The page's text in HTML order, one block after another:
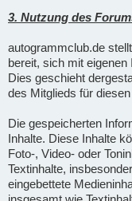
3. Nutzung des
autogrammclub.de
bereit, sich mit eigenen
Dies geschieht
des Mitglieds für
Die gespeicherten
Inhalte. Diese Inhalte
Foto-, Video- oder
Textinhalte,
eingebettete